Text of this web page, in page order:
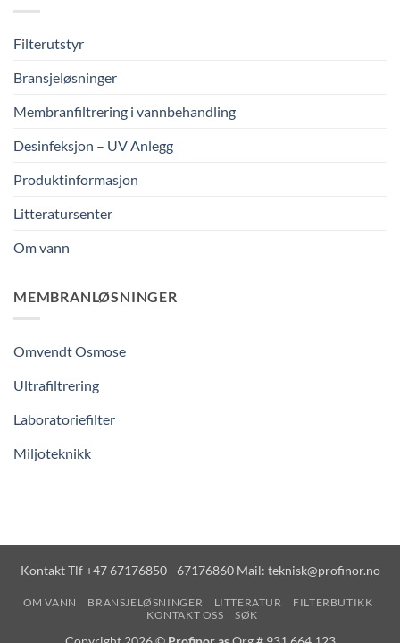
Filterutstyr
Bransjeløsninger
Membranfiltrering i vannbehandling
Desinfeksjon – UV Anlegg
Produktinformasjon
Litteratursenter
Om vann
MEMBRANLØSNINGER
Omvendt Osmose
Ultrafiltrering
Laboratoriefilter
Miljoteknikk
Kontakt Tlf +47 67176850 - 67176860 Mail: teknisk@profinor.no
OM VANN BRANSJELØSNINGER LITTERATUR
FILTERBUTIKK
KONTAKT OSS
SØK